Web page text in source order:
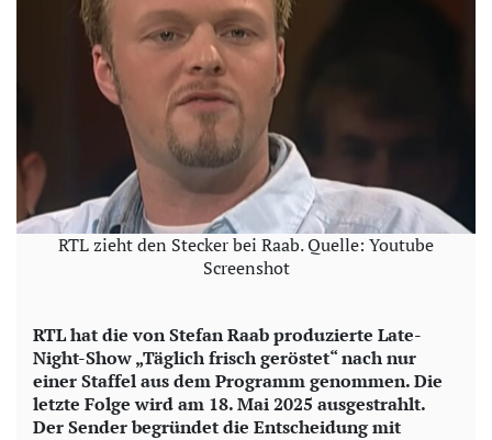
RTL zieht den Stecker bei Raab. Quelle: Youtube
Screenshot
RTL hat die von Stefan Raab produzierte Late-
Night-Show „Täglich frisch geröstet“ nach nur
einer Staffel aus dem Programm genommen. Die
letzte Folge wird am 18. Mai 2025 ausgestrahlt.
Der Sender begründet die Entscheidung mit